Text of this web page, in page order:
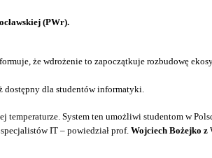
(PWr).
że wdrożenie to zapoczątkuje rozbudowę
dla studentów informatyki.
System ten umożliwi studentom w
IT – powiedział prof. Wojciech Bożejko z